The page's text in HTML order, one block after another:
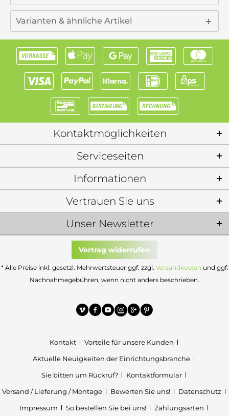
Varianten & ähnliche Artikel
Kontaktmöglichkeiten
Serviceseiten
Informationen
Unser Newsletter
Vertrauen Sie uns
Vertrag widerrufen
* Alle Preise inkl. gesetzl. Mehrwertsteuer ggf. zzgl. Versandkosten und ggf.
Nachnahmegebühren, wenn nicht anders beschrieben.
Kontakt
Vorteile für unsere Kunden
Aktuelle Neuigkeiten der Einrichtungsbranche
Sie bitten um Rückruf?
Kontaktformular
Versand / Lieferung / Montage
Bewerten Sie uns!
Datenschutz
Impressum
So bestellen Sie bei uns! Zahlungsarten